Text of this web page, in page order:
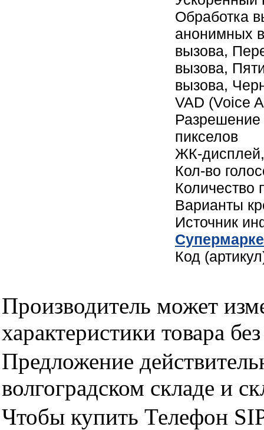
Обработка
анонимных
вызова,
вызова,
вызова,
VAD (Voice
пикселов
ЖК-дисплей,
Кол-во
Количество
Варианты
Источник
Код
Производитель может
характеристики товара
Предложение
волгоградском складе и
Чтобы купить Телефон